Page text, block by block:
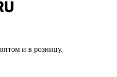
и в розницу.